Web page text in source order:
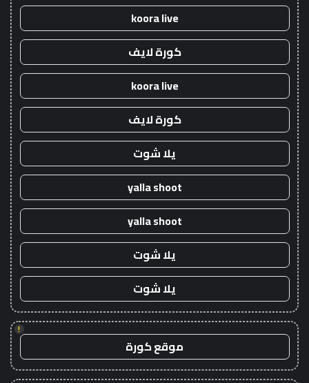
koora live
كورة لايف
koora live
كورة لايف
يلا شوت
yalla shoot
yalla shoot
يلا شوت
يلا شوت
!
موقع كورة